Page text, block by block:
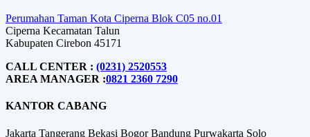
Perumahan Taman Kota Ciperna Blok C05 no.01
Ciperna Kecamatan Talun
Kabupaten Cirebon 45171
CALL CENTER : (0231) 2520553
AREA MANAGER :0821 2360 7290
KANTOR CABANG
Jakarta Tangerang Bekasi BogorBandung Purwakarta Solo